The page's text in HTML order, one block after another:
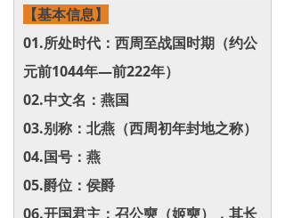
【基本信息】
01.所处时代：西周至战国时期（约公
元前1044年—前222年）‌
02.中文名：燕国‌
03.别称：北燕（西周初年封地之称）‌
04.国号：燕
05.爵位：侯爵
06.开国君主：召公奭（姬奭），其长